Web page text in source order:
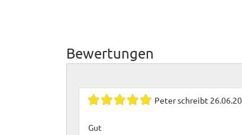
Bewertungen
Peterschreibt
Gut